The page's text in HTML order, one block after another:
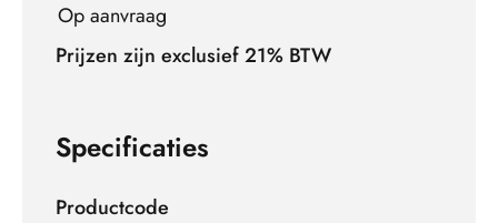
Op aanvraag
Prijzen zijn exclusief 21% BTW
Specificaties
Productcode